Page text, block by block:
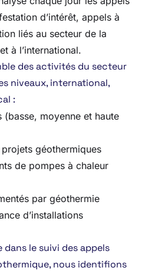
d’intérêt, appels à
liés au secteur de la
à l’international.
des activités du secteur
niveaux, international,
:
(basse, moyenne et haute
géothermiques
de pompes à chaleur
par géothermie
d’installations
le suivi des appels
nous identifions